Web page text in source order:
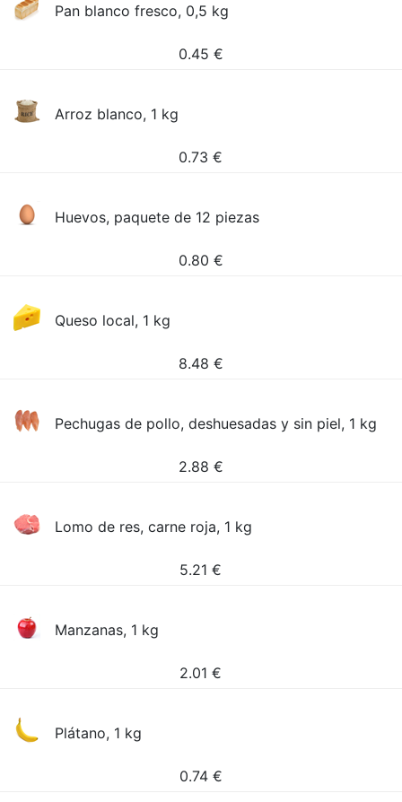
Pan blanco fresco, 0,5 kg
0.45 €
Arroz blanco, 1 kg
0.73 €
Huevos, paquete de 12 piezas
0.80 €
Queso local, 1 kg
8.48 €
Pechugas de pollo, deshuesadas y sin piel, 1 kg
2.88 €
Lomo de res, carne roja, 1 kg
5.21 €
Manzanas, 1 kg
2.01 €
Plátano, 1 kg
0.74 €